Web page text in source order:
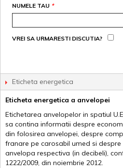
*
NUMELE TAU
VREI SA URMARESTI DISCUTIA?
Eticheta energetica
Eticheta energetica a anvelopei
Etichetarea anvelopelor in spatiul
sa contina informatii despre
din folosirea anvelopei, despre
franare pe carosabil umed si
anvelopa respectiva (in decibeli),
1222/2009, din noiembrie 2012.